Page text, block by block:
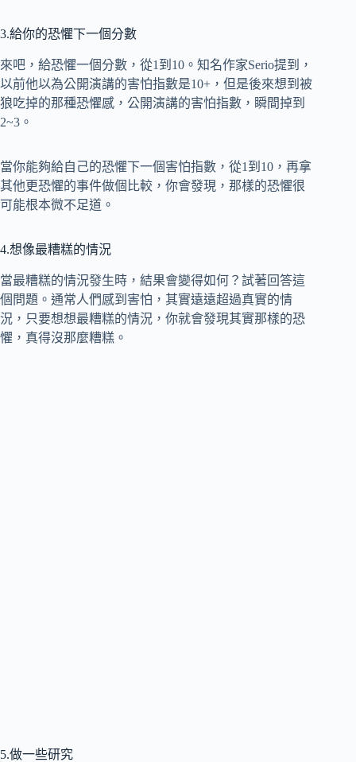
3.給你的恐懼下一個分數
來吧，給恐懼一個分數，從1到10。知名作家Serio提到，
以前他以為公開演講的害怕指數是10+，但是後來想到被
狼吃掉的那種恐懼感，公開演講的害怕指數，瞬間掉到
2~3。
當你能夠給自己的恐懼下一個害怕指數，從1到10，再拿
其他更恐懼的事件做個比較，你會發現，那樣的恐懼很
可能根本微不足道。
4.想像最糟糕的情況
當最糟糕的情況發生時，結果會變得如何？試著回答這
個問題。通常人們感到害怕，其實遠遠超過真實的情
況，只要想想最糟糕的情況，你就會發現其實那樣的恐
懼，真得沒那麼糟糕。
5.做一些研究